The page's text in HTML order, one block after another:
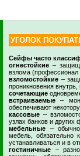
УГОЛОК
Сейфы часто
огнестойкие –
взлома (профессионал
взломостойкие –
проникновения
сочетающие
встраиваемые –
обеспечивают
кассовые –
узлах банков и других
мебельные – обычно
мебель, обязательно
устанавливаться и в
гостиничные –